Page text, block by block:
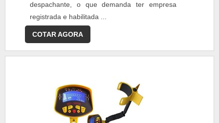
despachante, o que demanda ter empresa
registrada e habilitada ...
COTAR AGORA